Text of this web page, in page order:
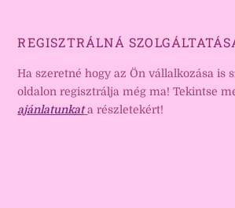
REGISZTRÁLNÁ
Ha szeretné hogy az Ön vállalkozása is
oldalon regisztrálja még ma! Tekintse
ajánlatunkat a részletekért!